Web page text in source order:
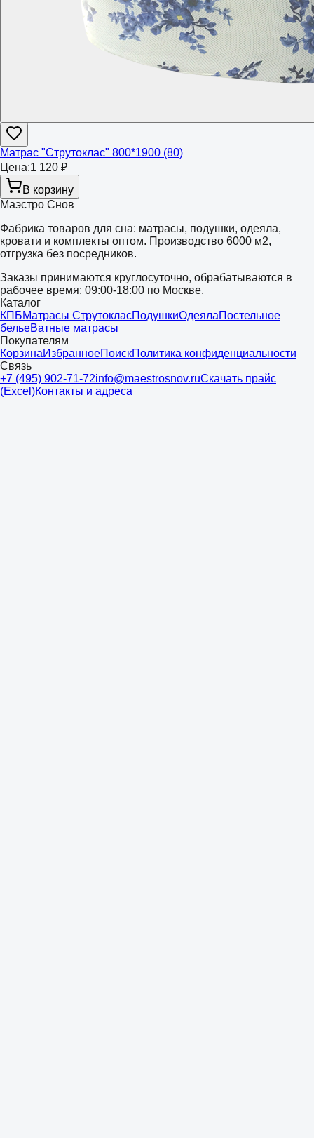
Матрас "Струтоклас" 800*1900 (80)
Цена:1 120 ₽
В корзину
Маэстро Снов
Фабрика товаров для сна: матрасы, подушки, одеяла,
кровати и комплекты оптом. Производство 6000 м2,
отгрузка без посредников.
Заказы принимаются круглосуточно, обрабатываются в
рабочее время: 09:00-18:00 по Москве.
Каталог
КПБМатрасы СтрутокласПодушкиОдеялаПостельное
бельеВатные матрасы
Покупателям
КорзинаИзбранноеПоискПолитика конфиденциальности
Связь
+7 (495) 902-71-72info@maestrosnov.ruСкачать прайс
(Excel)Контакты и адреса